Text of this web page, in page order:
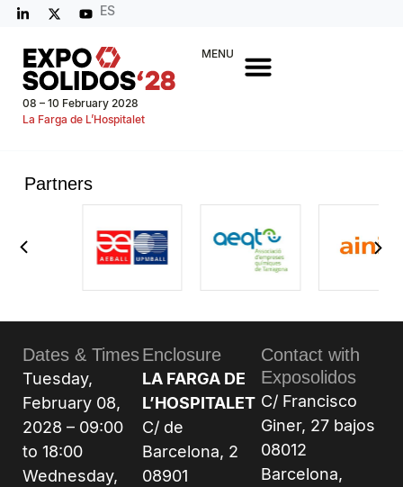
ES
08 – 10 February 2028
La Farga de L’Hospitalet
MENU
Partners
Dates & Times
Tuesday,
February 08,
2028 – 09:00
to 18:00
Wednesday,
Enclosure
LA FARGA DE
L’HOSPITALET
C/ de
Barcelona, 2
08901
Contact with
Exposolidos
C/ Francisco
Giner, 27 bajos
08012
Barcelona,